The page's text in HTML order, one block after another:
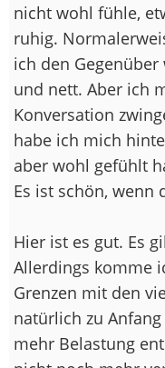
nicht wohl fühle,
ruhig.
ich den
und nett. Aber ich
Konversation
habe ich mich
aber wohl gefühlt
Es ist schön, wenn
Hier ist es gut. Es
Allerdings komme
Grenzen mit den
natürlich zu
mehr Belastung